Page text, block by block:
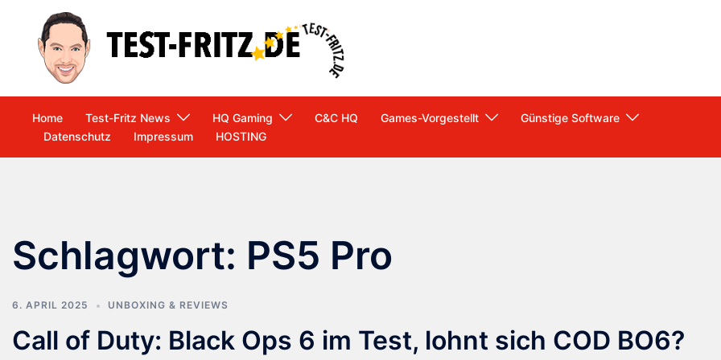
springen
Home Test-Fritz News HQ Gaming C&C HQ Games-Vorgestellt
Günstige Software
Datenschutz
Impressum HOSTING
Schlagwort: PS5 Pro
6. APRIL 2025 UNBOXING & REVIEWS
Call of Duty: Black Ops 6 im Test, lohnt sich COD BO6?